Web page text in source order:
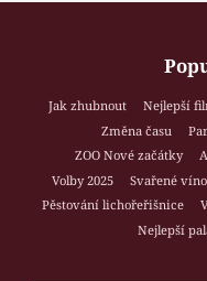
Jak zhubnout Nejlepší
Změna času
ZOO Nové začátky
Volby 2025
Svařené víno
Pěstování lichořeřišnice
Nejlepší